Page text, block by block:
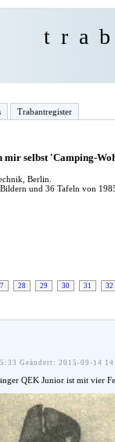
Trabantregister
mir selbst 'Camping-
Berlin.
und 36 Tafeln von
28 29 30 31 32
Geändert: 2015-09-14
QEK Junior ist mit vier